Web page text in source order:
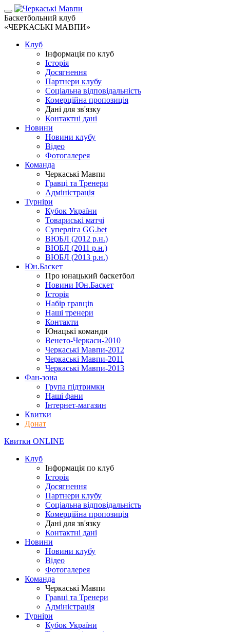
Баскетбольний клуб
«ЧЕРКАСЬКІ МАВПИ»
Клуб
Інформація по клуб
Історія
Досягнення
Партнери клубу
Соціальна відповідальність
Комерційна пропозиція
Дані для зв'язку
Контактні дані
Новини
Новини клубу
Відео
Фотогалерея
Команда
Черкаські Мавпи
Гравці та Тренери
Адміністрація
Турніри
Кубок України
Товариські матчі
Суперліга GG.bet
ВЮБЛ (2012 р.н.)
ВЮБЛ (2011 р.н.)
ВЮБЛ (2013 р.н.)
Юн.Баскет
Про юнацький баскетбол
Новини Юн.Баскет
Історія
Набір гравців
Наші тренери
Контакти
Юнацькі команди
Венето-Черкаси-2010
Черкаські Мавпи-2012
Черкаські Мавпи-2011
Черкаські Мавпи-2013
Фан-зона
Група підтримки
Наші фани
Інтернет-магазин
Квитки
Донат
Квитки ONLINE
Клуб
Інформація по клуб
Історія
Досягнення
Партнери клубу
Соціальна відповідальність
Комерційна пропозиція
Дані для зв'язку
Контактні дані
Новини
Новини клубу
Відео
Фотогалерея
Команда
Черкаські Мавпи
Гравці та Тренери
Адміністрація
Турніри
Кубок України